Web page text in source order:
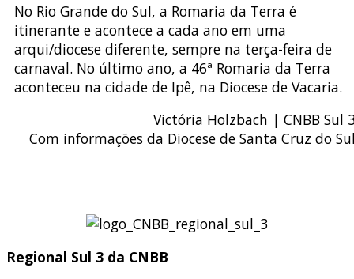
No Rio Grande do Sul, a Romaria da Terra é
itinerante e acontece a cada ano em uma
arqui/diocese diferente, sempre na terça-feira de
carnaval. No último ano, a 46ª Romaria da Terra
aconteceu na cidade de Ipê, na Diocese de Vacaria.
Victória Holzbach | CNBB Sul
Com informações da Diocese de Santa Cruz do
Regional Sul 3 da CNBB